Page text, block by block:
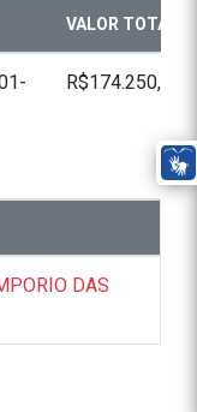
VALOR TOTAL
R$174.250,00
DAS